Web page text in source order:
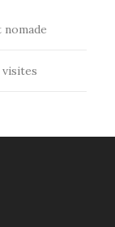
nomade